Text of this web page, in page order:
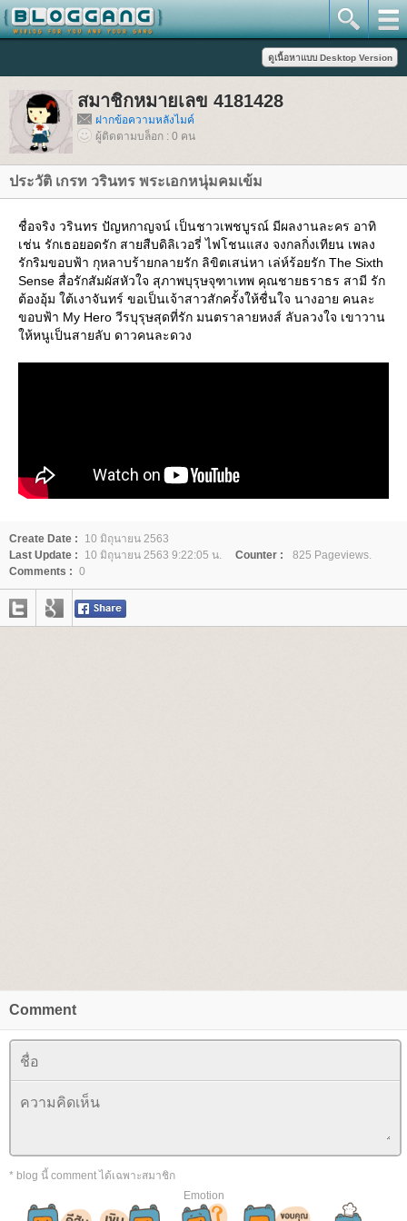
สมาชิกหมายเลข 4181428
ฝากข้อความหลังไมค์
ผู้ติดตามบล็อก : 0 คน
ประวัติ เกรท วรินทร พระเอกหนุ่มคมเข้ม
ชื่อจริง วรินทร ปัญหกาญจน์ เป็นชาวเพชบูรณ์ มีผลงานละคร อาทิ
เช่น รักเธอยอดรัก สายสืบดิลิเวอรี่ ไฟโชนแสง จงกลกิ่งเทียน เพลง
รักริมขอบฟ้า กุหลาบร้ายกลายรัก ลิขิตเสน่หา เล่ห์ร้อยรัก The Sixth
Sense สื่อรักสัมผัสหัวใจ สุภาพบุรุษจุฑาเทพ คุณชายธราธร สามี รัก
ต้องอุ้ม ใต้เงาจันทร์ ขอเป็นเจ้าสาวสักครั้งให้ชื่นใจ นางอาย คนละ
ขอบฟ้า My Hero วีรบุรุษสุดที่รัก มนตราลายหงส์ ลับลวงใจ เขาวาน
ห้หนูเป็นสายลับ ดาวคนละดวง
Create Date :
10 มิถุนายน 2563
Last Update :
10 มิถุนายน 2563 9:22:05 น. Counter :
825 Pageviews.
Comments : 0
Comment
* blog นี้ comment ได้เฉพาะสมาชิก
Emotion